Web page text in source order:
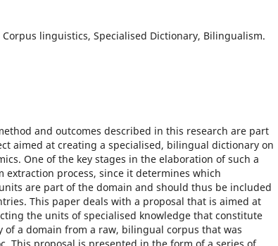
Corpus linguistics, Specialised Dictionary, Bilingualism.
and outcomes described in this research are part
aimed at creating a specialised, bilingual dictionary on
One of the key stages in the elaboration of such a
extraction process, since it determines which
are part of the domain and should thus be included
This paper deals with a proposal that is aimed at
the units of specialised knowledge that constitute
of a domain from a raw, bilingual corpus that was